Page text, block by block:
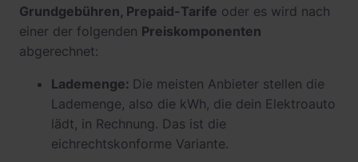
Grundgebühren, Prepaid-Tarife oder es wird nach
einer der folgenden Preiskomponenten
abgerechnet:
Lademenge: Die meisten Anbieter stellen die
Lademenge, also die kWh, die dein Elektroauto
lädt, in Rechnung. Das ist die
eichrechtskonforme Variante.